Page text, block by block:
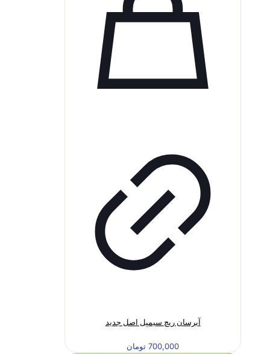
آبرسان ریچ سیمپل اصل جدید
700,000 تومان